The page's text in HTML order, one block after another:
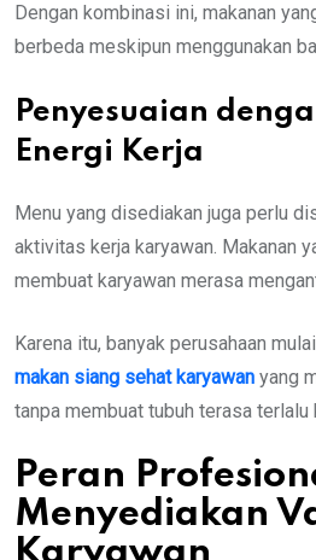
Dengan kombinasi ini, makanan
berbeda meskipun menggunakan
Penyesuaian
Energi Kerja
Menu yang disediakan juga perlu
aktivitas kerja karyawan. Makanan
membuat karyawan merasa
Karena itu, banyak perusahaan
makan siang sehat karyawan yang
tanpa membuat tubuh terasa terlalu
Peran
Menyediakan